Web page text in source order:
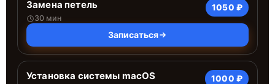
Замена петель
30 мин
1050 ₽
Записаться
Установка системы macOS 1000 ₽